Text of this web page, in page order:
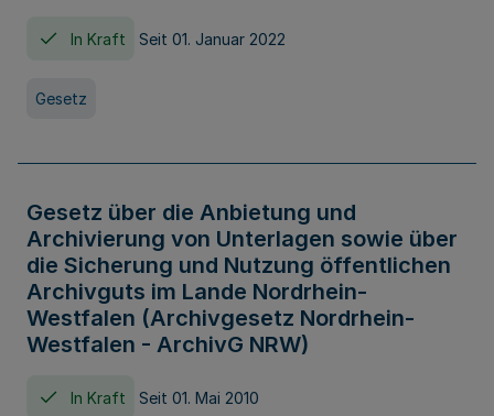
In Kraft Seit 01. Januar 2022
Gesetz
Gesetz über die Anbietung und
Archivierung von Unterlagen sowie über
die Sicherung und Nutzung öffentlichen
Archivguts im Lande Nordrhein-
Westfalen (Archivgesetz Nordrhein-
Westfalen - ArchivG NRW)
In Kraft Seit 01. Mai 2010